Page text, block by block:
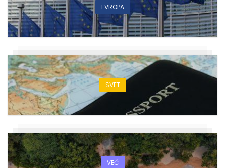
EVROPA
SVET
VEČ